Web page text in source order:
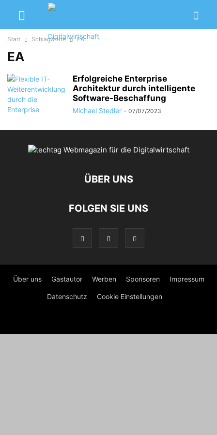
Start Schlagworte EA
EA
Erfolgreiche Enterprise
Architektur durch intelligente
Software-Beschaffung
Michael Stedler - 07/07/2023
ÜBER UNS
FOLGEN SIE UNS
Über uns Gastautor Werben Sponsoren Impressum
Datenschutz Cookie Einstellungen